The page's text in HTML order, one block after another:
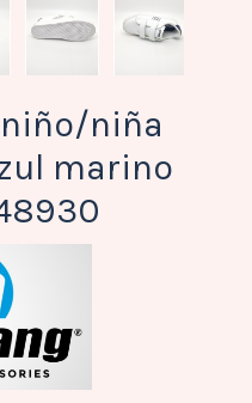
niña
marino